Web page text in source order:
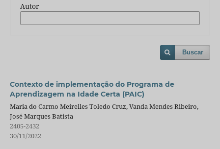
Autor
Buscar
Contexto de implementação do Programa de
Aprendizagem na Idade Certa (PAIC)
Maria do Carmo Meirelles Toledo Cruz, Vanda Mendes Ribeiro,
José Marques Batista
2405-2432
30/11/2022